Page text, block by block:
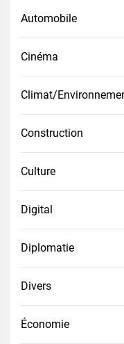
Automobile
Cinéma
Climat/
Construction
Culture
Digital
Diplomatie
Divers
Économie